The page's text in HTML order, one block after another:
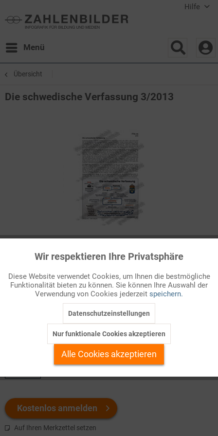
Hilfe
Menü
Übersicht
Die schwedische Verfassung 3/2013
Die schwedische Verfassung
Ausgangspunkt der modernen Verfassungsgeschichte
Schwedens ist das Jahr 1809, in dem KönigKarl XIII.ein auf
Welchen Download brauchen Sie?
Kostenlos anmelden
Auf Ihren Merkzettel setzen
Funktionale Aktiv
Marketing Inaktiv
Personalisierung Inaktiv
Service
Wir respektieren Ihre Privatsphäre
Diese Website verwendet Cookies, um Ihnen die bestmögliche
Funktionalität bieten zu können. Sie können Ihre Auswahl der
Verwendung von Cookies jederzeit speichern.
Datenschutzeinstellungen
Nur funktionale Cookies akzeptieren
Alle Cookies akzeptieren